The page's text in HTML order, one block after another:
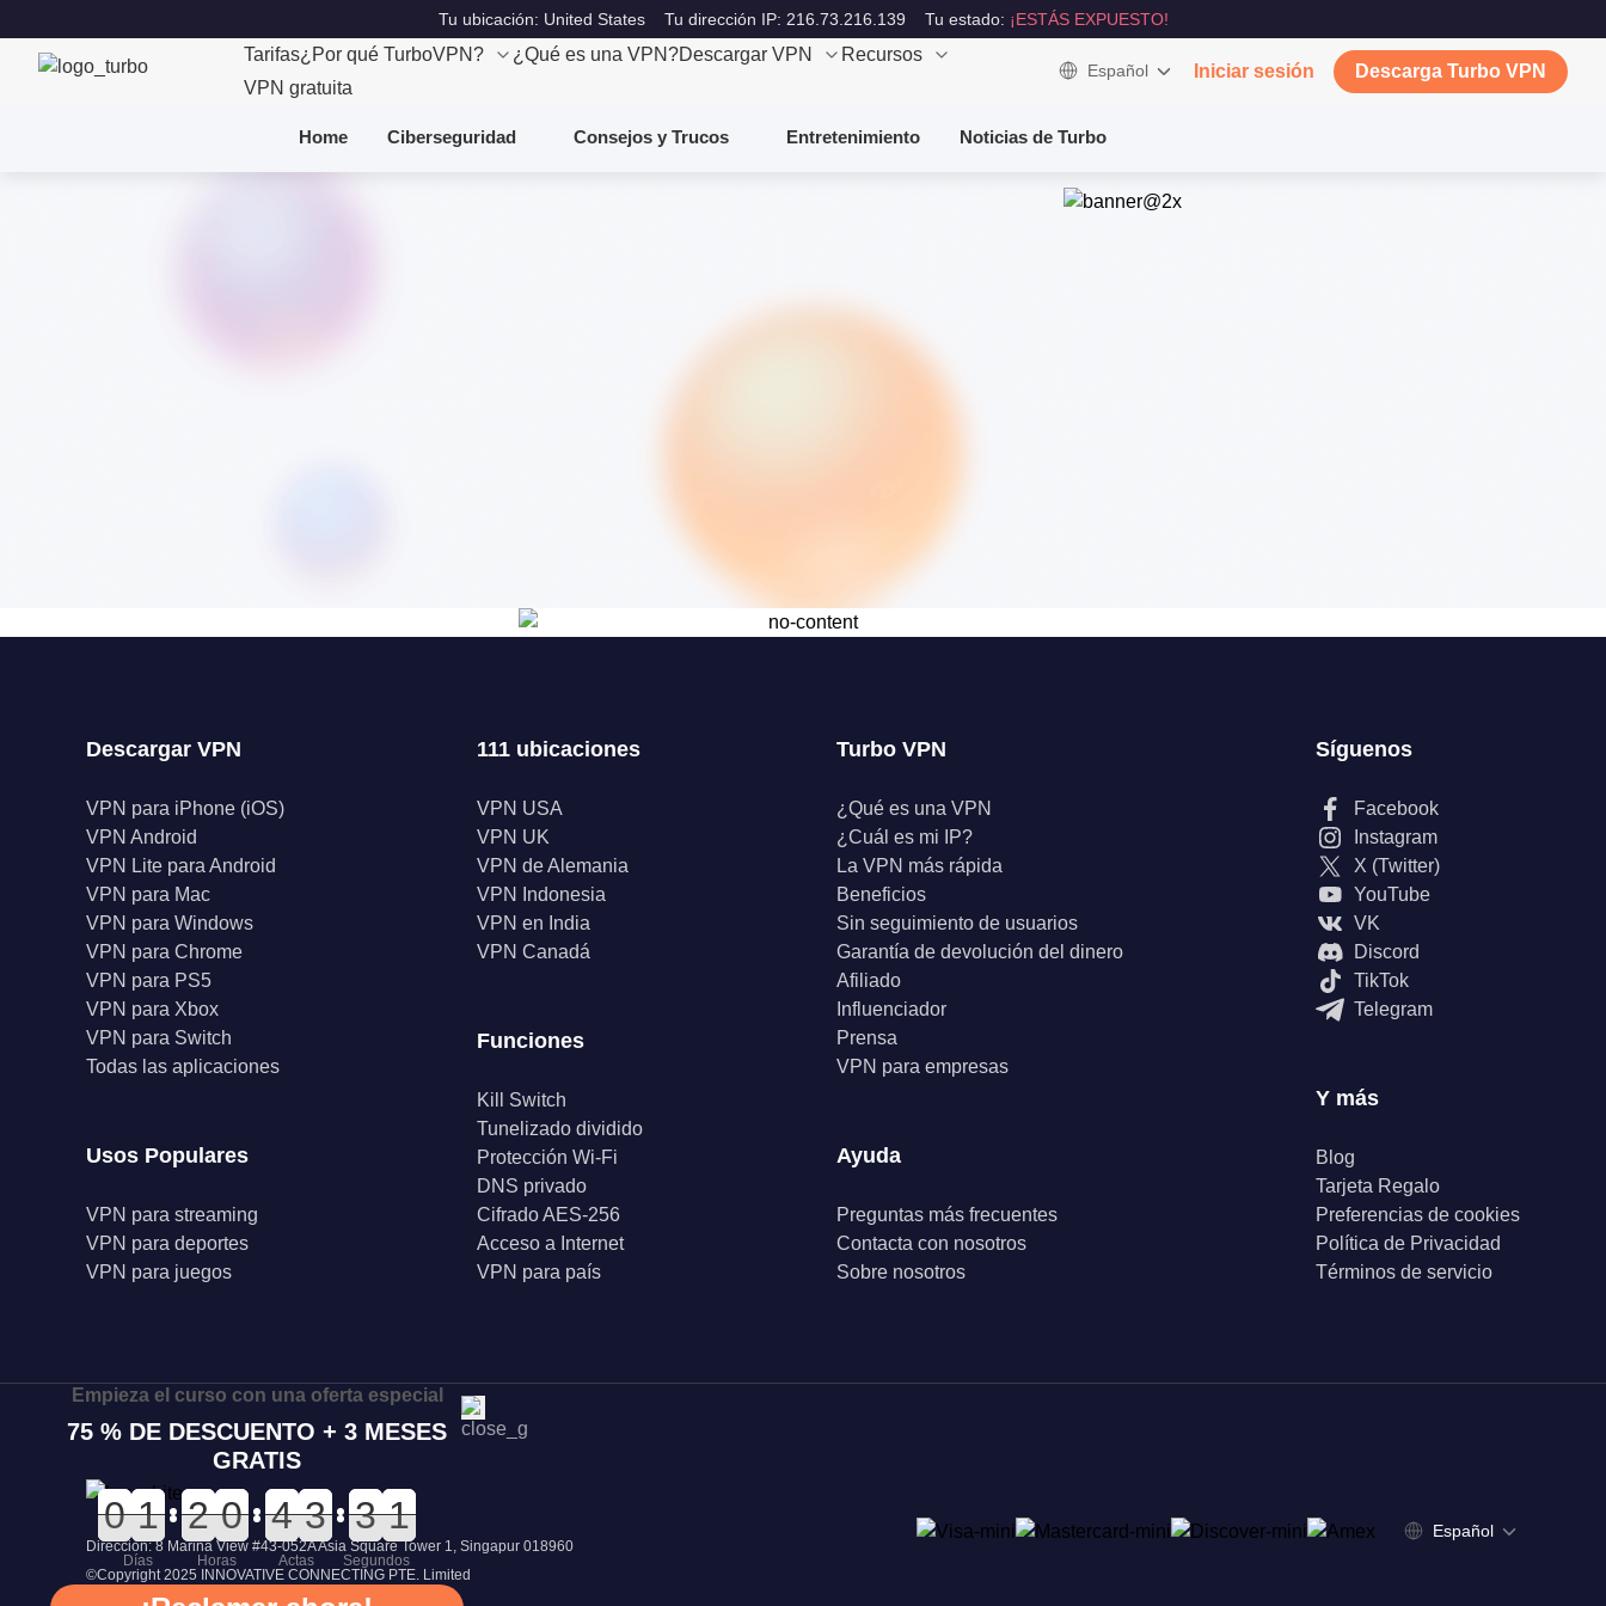
Tu ubicación: United States Tu dirección IP: 216.73.216.139 Tu estado: ¡ESTÁS EXPUESTO!
Tarifas¿Por qué TurboVPN? ¿Qué es una VPN?Descargar VPN
Recursos
VPN gratuita
Español Iniciar sesión Descarga Turbo VPN
Home Ciberseguridad Consejos y Trucos Entretenimiento Noticias de Turbo
Descargar VPN
VPN para iPhone (iOS)
VPN Android
VPN Lite para Android
VPN para Mac
VPN para Windows
VPN para Chrome
VPN para PS5
VPN para Xbox
VPN para Switch
Todas las aplicaciones
Usos Populares
VPN para streaming
VPN para deportes
VPN para juegos
111 ubicaciones
VPN USA
VPN UK
VPN de Alemania
VPN Indonesia
VPN en India
VPN Canadá
Funciones
Kill Switch
Tunelizado dividido
Protección Wi-Fi
DNS privado
Cifrado AES-256
Acceso a Internet
VPN para país
Turbo VPN
¿Qué es una VPN
¿Cuál es mi IP?
La VPN más rápida
Beneficios
Sin seguimiento de usuarios
Garantía de devolución del dinero
Afiliado
Influenciador
Prensa
VPN para empresas
Ayuda
Preguntas más frecuentes
Contacta con nosotros
Sobre nosotros
Síguenos
Facebook
Instagram
X (Twitter)
YouTube
VK
Discord
TikTok
Telegram
Y más
Blog
Tarjeta Regalo
Preferencias de cookies
Política de Privacidad
Términos de servicio
Dirección: 8 Marina View #43-052A Asia Square Tower 1, Singapur 018960
©Copyright 2025 INNOVATIVE CONNECTING PTE. Limited
Español
Empieza el curso con una oferta especial
75 % DE DESCUENTO + 3 MESES
GRATIS
0
0
0
0 0
0
1
1 0
0
2
2 0
0
0
0 0
0
4
4 0
0
3
3 4
4
3
3 1
1
0
Días Horas Actas Segundos